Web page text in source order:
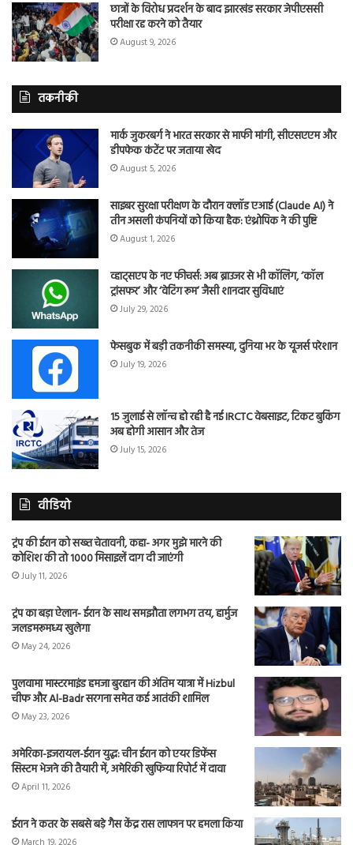
छात्रों के विरोध प्रदर्शन के बाद झारखंड सरकार जेपीएससी
परीक्षा रद्द करने को तैयार
August 9, 2026
तकनीकी
मार्क जुकरबर्ग ने भारत सरकार से माफी मांगी, सीएसएएम और
डीपफेक कंटेंट पर जताया खेद
August 5, 2026
साइबर सुरक्षा परीक्षण के दौरान क्लॉड एआई (Claude AI) ने
तीन असली कंपनियों को किया हैक: एंथ्रोपिक ने की पुष्टि
August 1, 2026
व्हाट्सएप के नए फीचर्स: अब ब्राउजर से भी कॉलिंग, ‘कॉल
ट्रांसफर’ और ‘वेटिंग रूम’ जैसी शानदार सुविधाएं
July 29, 2026
फेसबुक में बड़ी तकनीकी समस्या, दुनिया भर के यूजर्स परेशान
July 19, 2026
15 जुलाई से लॉन्च हो रही है नई IRCTC वेबसाइट, टिकट बुकिंग
अब होगी आसान और तेज
July 15, 2026
वीडियो
ट्रंप की ईरान को सख्त चेतावनी, कहा- अगर मुझे मारने की
कोशिश की तो 1000 मिसाइलें दाग दी जाएंगी
July 11, 2026
ट्रंप का बड़ा ऐलान- ईरान के साथ समझौता लगभग तय, हार्मुज
जलडमरूमध्य खुलेगा
May 24, 2026
पुलवामा मास्टरमाइंड हमजा बुरहान की अंतिम यात्रा में Hizbul
चीफ और Al-Badr सरगना समेत कई आतंकी शामिल
May 23, 2026
अमेरिका-इजरायल-ईरान युद्ध: चीन ईरान को एयर डिफेंस
सिस्टम भेजने की तैयारी में, अमेरिकी खुफिया रिपोर्ट में दावा
April 11, 2026
ईरान ने कतर के सबसे बड़े गैस केंद्र रास लाफान पर हमला किया